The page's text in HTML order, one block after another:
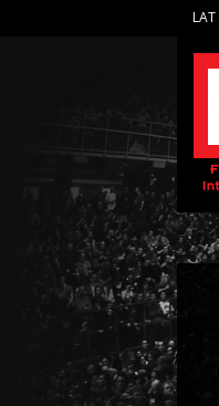
LAT